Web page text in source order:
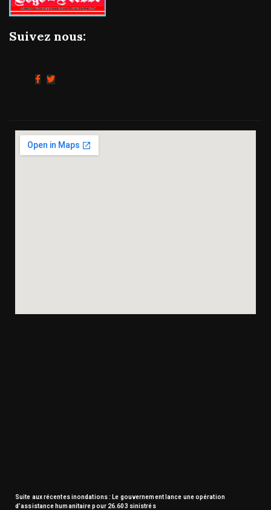
Suivez nous:
Suite aux récentes inondations : Le gouvernement lance une opération
d’assistance humanitaire pour 26.603 sinistrés